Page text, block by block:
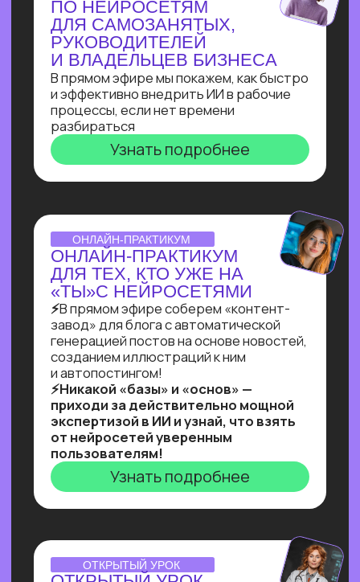
Узнать подробнее
ВЕБИНАР-ОБЗОР
ПРОФЕССИЯ ПРОМПТ-
ИНЖЕНЕР: КАК ХАЙП
ПРОШЛОГО ГОДА
ПРЕВРАТИЛСЯ В САМУЮ
ВОСТРЕБОВАННУЮ
СПЕЦИАЛИЗАЦИЮ В 2025?
Больше 2 лет наш карьерный центр
поделиться самыми свежими данными
Узнать подробнее
ОNLINE-ПРАКТИКУМ
ПО СОЗДАНИЮ ИИ-
АДМИНИСТРАТОРА
Собираем многофункционального ИИ-
администратора для салона красоты
за 60 минут!
Ты увидишь, как и с помощью чего
реализовывать такие решения,
и узнаешь, как найти 10+ заказчиков
на них даже без опыта работы!
Узнать подробнее